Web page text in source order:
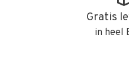
Gratis
in heel